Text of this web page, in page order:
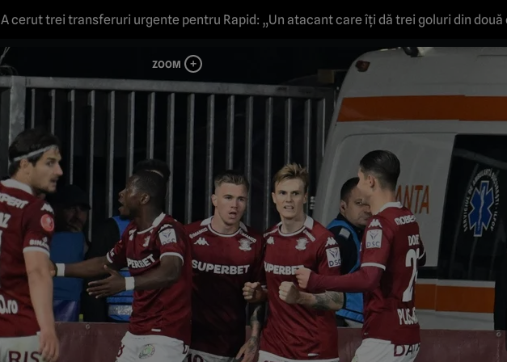
A cerut trei transferuri urgente pentru Rapid: „Un atacant care îți dă trei goluri din două